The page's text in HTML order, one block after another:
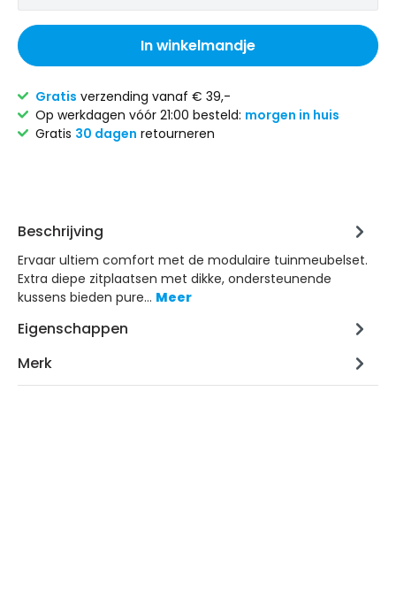
In winkelmandje
Gratis verzending vanaf € 39,-
Op werkdagen vóór 21:00 besteld: morgen in huis
Gratis 30 dagen retourneren
Beschrijving
Ervaar ultiem comfort met de modulaire tuinmeubelset.
Extra diepe zitplaatsen met dikke, ondersteunende
kussens bieden pure… Meer
Eigenschappen
Merk